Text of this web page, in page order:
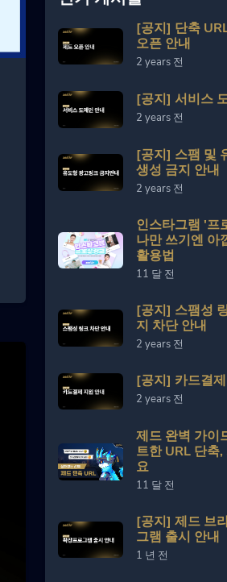
[공지] 단축
오픈 안내
2 years 전
[공지] 서비스
2 years 전
[공지] 스팸 및
생성 금지 안내
2 years 전
인스타그램 '프
나만 쓰기엔 아
활용법
11 달 전
[공지] 스팸성
지 차단 안내
2 years 전
[공지] 카드결
2 years 전
제드 완벽 가이
트한 URL 단축
요
11 달 전
[공지] 제드 브
그램 출시 안내
1 년 전